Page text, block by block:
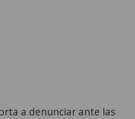
a denunciar ante las